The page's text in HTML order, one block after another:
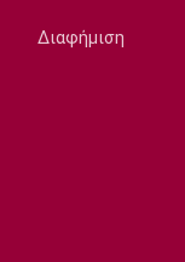
σε Αττική
Διαφήμιση